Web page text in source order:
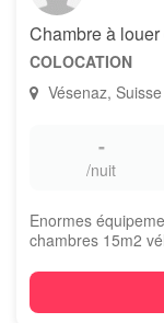
Chambre à
COLOCATION
Vésenaz, Suisse
-
/nuit
Enormes
chambres 15m2